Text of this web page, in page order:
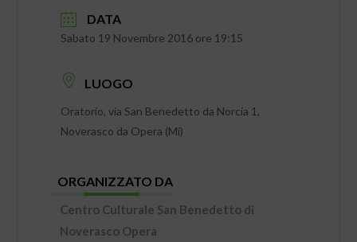
DATA
Sabato 19 Novembre 2016 ore 19:15
LUOGO
Oratorio, via San Benedetto da Norcia 1,
Noverasco da Opera (Mi)
ORGANIZZATO DA
Centro Culturale San Benedetto di
Noverasco Opera